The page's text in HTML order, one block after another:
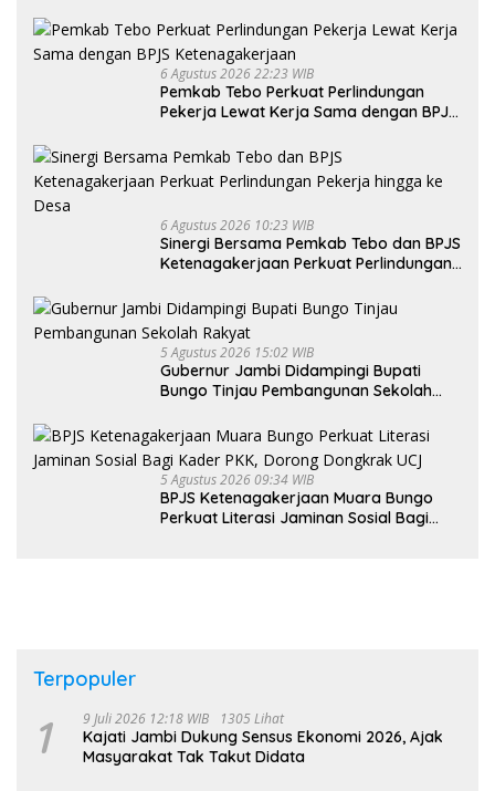
6 Agustus 2026 22:23 WIB
Pemkab Tebo Perkuat Perlindungan
Pekerja Lewat Kerja Sama dengan BPJS
6 Agustus 2026 10:23 WIB
Sinergi Bersama Pemkab Tebo dan BPJS
Ketenagakerjaan Perkuat Perlindungan
5 Agustus 2026 15:02 WIB
Gubernur Jambi Didampingi Bupati
Bungo Tinjau Pembangunan Sekolah
5 Agustus 2026 09:34 WIB
BPJS Ketenagakerjaan Muara Bungo
Perkuat Literasi Jaminan Sosial Bagi
Terpopuler
1 9 Juli 2026 12:18 WIB 1305 Lihat
Kajati Jambi Dukung Sensus Ekonomi 2026, Ajak
Masyarakat Tak Takut Didata